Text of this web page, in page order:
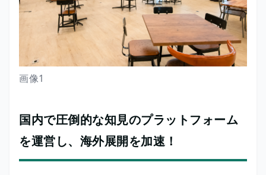
画像1
国内で圧倒的な知見のプラットフォーム
を運営し、海外展開を加速！